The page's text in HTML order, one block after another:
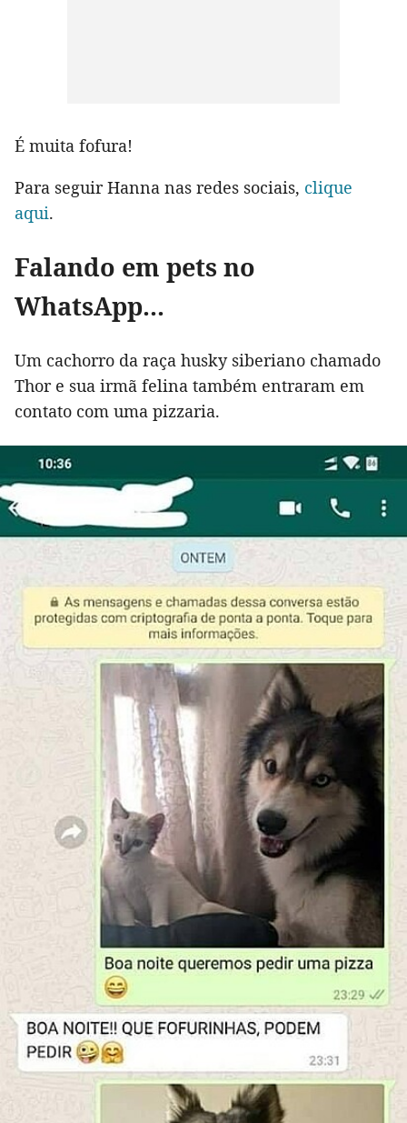
É muita fofura!
Para seguir Hanna nas redes sociais, clique
aqui.
Falando em pets no
WhatsApp...
Um cachorro da raça husky siberiano chamado
Thor e sua irmã felina também entraram em
contato com uma pizzaria.